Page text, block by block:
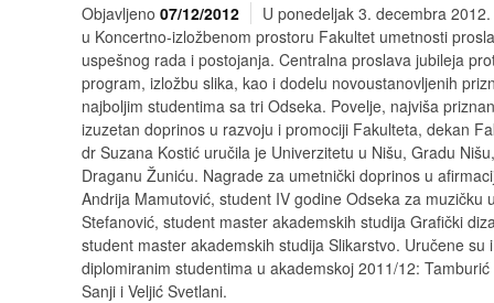
Objavljeno 07/12/2012
U ponedeljak 3. decembra
u Koncertno-izložbenom prostoru Fakultet umetnosti
uspešnog rada i postojanja. Centralna proslava jubileja
program, izložbu slika, kao i dodelu novoustanovljenih
najboljim studentima sa tri Odseka. Povelje, najviša
izuzetan doprinos u razvoju i promociji Fakulteta, dekan
dr Suzana Kostić uručila je Univerzitetu u Nišu, Gradu
Draganu Žuniću. Nagrade za umetnički doprinos u
Andrija Mamutović, student IV godine Odseka za muzičku
Stefanović, student master akademskih studija Grafički
student master akademskih studija Slikarstvo. Uručene su
diplomiranim studentima u akademskoj 2011/12:
Sanji i Veljić Svetlani.